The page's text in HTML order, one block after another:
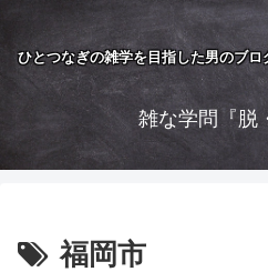
ひとつなぎの雑学を目指した男のブロ
雑な学問『脱
福岡市